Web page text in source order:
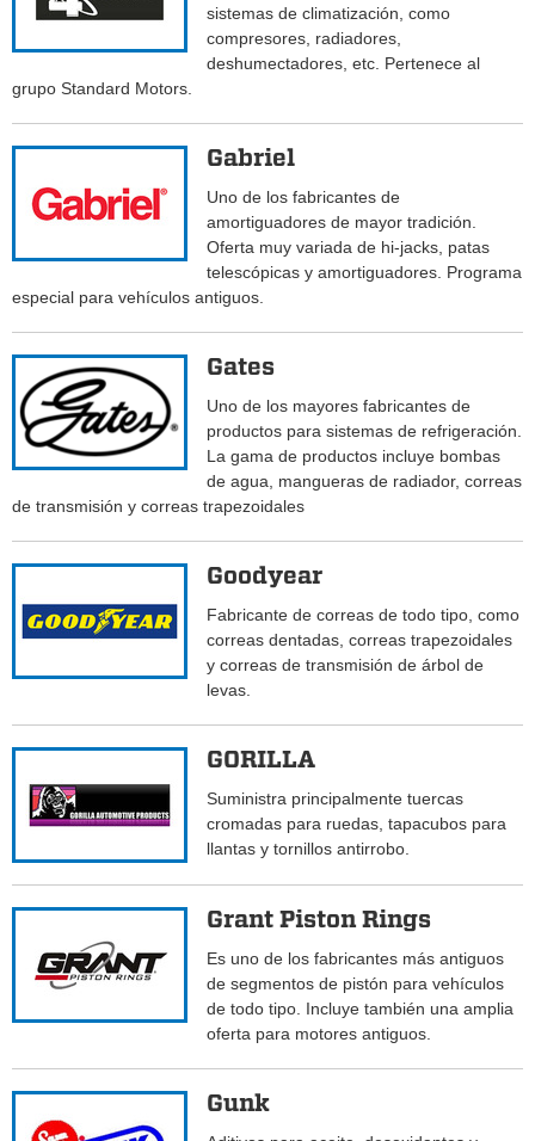
sistemas de climatización, como
compresores, radiadores,
deshumectadores, etc. Pertenece al
grupo Standard Motors.
Gabriel
Uno de los fabricantes de
amortiguadores de mayor tradición.
Oferta muy variada de hi-jacks, patas
telescópicas y amortiguadores. Programa
especial para vehículos antiguos.
Gates
Uno de los mayores fabricantes de
productos para sistemas de refrigeración.
La gama de productos incluye bombas
de agua, mangueras de radiador, correas
de transmisión y correas trapezoidales
Goodyear
Fabricante de correas de todo tipo, como
correas dentadas, correas trapezoidales
y correas de transmisión de árbol de
levas.
GORILLA
Suministra principalmente tuercas
cromadas para ruedas, tapacubos para
llantas y tornillos antirrobo.
Grant Piston Rings
Es uno de los fabricantes más antiguos
de segmentos de pistón para vehículos
de todo tipo. Incluye también una amplia
oferta para motores antiguos.
Gunk